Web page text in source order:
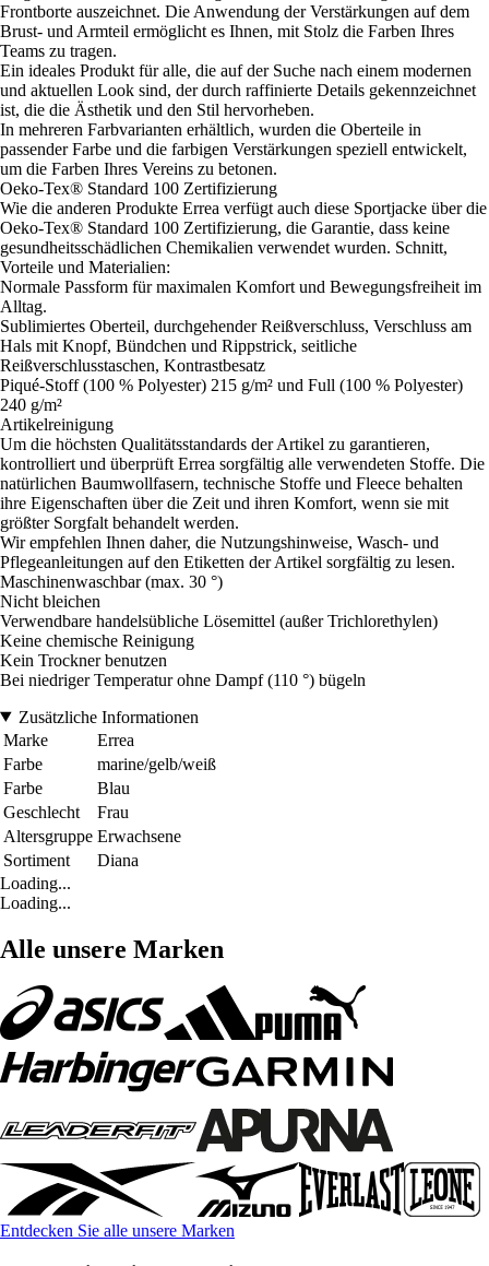
Frontborte auszeichnet. Die Anwendung der Verstärkungen auf dem
Brust- und Armteil ermöglicht es Ihnen, mit Stolz die Farben Ihres
Teams zu tragen.
Ein ideales Produkt für alle, die auf der Suche nach einem modernen
und aktuellen Look sind, der durch raffinierte Details gekennzeichnet
ist, die die Ästhetik und den Stil hervorheben.
In mehreren Farbvarianten erhältlich, wurden die Oberteile in
passender Farbe und die farbigen Verstärkungen speziell entwickelt,
um die Farben Ihres Vereins zu betonen.
Oeko-Tex® Standard 100 Zertifizierung
Wie die anderen Produkte Errea verfügt auch diese Sportjacke über die
Oeko-Tex® Standard 100 Zertifizierung, die Garantie, dass keine
gesundheitsschädlichen Chemikalien verwendet wurden. Schnitt,
Vorteile und Materialien:
Normale Passform für maximalen Komfort und Bewegungsfreiheit im
Alltag.
Sublimiertes Oberteil, durchgehender Reißverschluss, Verschluss am
Hals mit Knopf, Bündchen und Rippstrick, seitliche
Reißverschlusstaschen, Kontrastbesatz
Piqué-Stoff (100 % Polyester) 215 g/m² und Full (100 % Polyester)
240 g/m²
Artikelreinigung
Um die höchsten Qualitätsstandards der Artikel zu garantieren,
kontrolliert und überprüft Errea sorgfältig alle verwendeten Stoffe. Die
natürlichen Baumwollfasern, technische Stoffe und Fleece behalten
ihre Eigenschaften über die Zeit und ihren Komfort, wenn sie mit
größter Sorgfalt behandelt werden.
Wir empfehlen Ihnen daher, die Nutzungshinweise, Wasch- und
Pflegeanleitungen auf den Etiketten der Artikel sorgfältig zu lesen.
Maschinenwaschbar (max. 30 °)
Nicht bleichen
Verwendbare handelsübliche Lösemittel (außer Trichlorethylen)
Keine chemische Reinigung
Kein Trockner benutzen
Bei niedriger Temperatur ohne Dampf (110 °) bügeln
Zusätzliche Informationen
Marke
Errea
Farbe
marine/gelb/weiß
Farbe
Blau
Geschlecht
Frau
Altersgruppe Erwachsene
Sortiment
Diana
Loading...
Loading...
Alle unsere Marken
Entdecken Sie alle unsere Marken